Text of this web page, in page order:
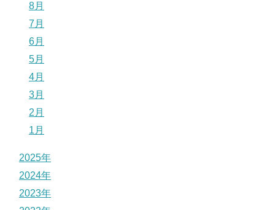
8月
7月
6月
5月
4月
3月
2月
1月
2025年
2024年
2023年